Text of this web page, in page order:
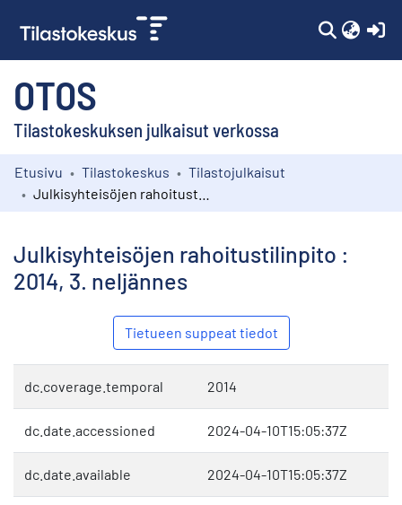
OTOS
Tilastokeskuksen julkaisut verkossa
Kokoelmat
Etusivu Tilastokeskus
Tilastojulkaisut
Julkisyhteisöjen rahoitustilinpito :
2014, 3. neljännes
Tietueen suppeat tiedot
dc.coverage.temporal 2014
dc.date.accessioned 2024-04-10T15:05:37Z
dc.date.available 2024-04-10T15:05:37Z